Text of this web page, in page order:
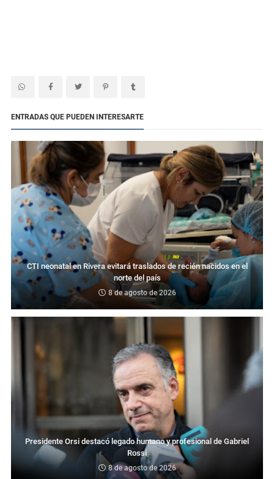
ENTRADAS QUE PUEDEN INTERESARTE
CTI neonatal en Rivera evitará traslados de recién nacidos en el
norte del país
8 de agosto de 2026
Presidente Orsi destacó legado humano y profesional de Gabriel
Rossi
8 de agosto de 2026